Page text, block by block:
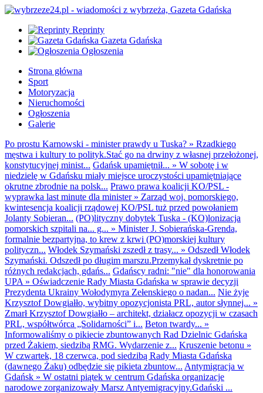
Reprinty
Gazeta Gdańska
Ogłoszenia
Strona główna
Sport
Motoryzacja
Nieruchomości
Ogłoszenia
Galerie
Po prostu Karnowski - minister prawdy u Tuska? » Rzadkiego
męstwa i kultury to polityk.Stać go na drwiny z własnej przełożonej,
konstytucyjnej minist... Gdańsk upamiętnił... » W sobotę i w
niedzielę w Gdańsku miały miejsce uroczystości upamiętniające
okrutne zbrodnie na polsk... Prawo prawa koalicji KO/PSL -
wyprawka last minute dla minister» Zarząd woj. pomorskiego,
kwintesencja koalicji rządowej KO/PSL tuż przed powołaniem
Jolanty Sobieran... (PO)lityczny dobytek Tuska - (KO)lonizacja
pomorskich szpitali na... g... » Minister J. Sobierańska-Grenda,
formalnie bezpartyjna, to krew z krwi (PO)morskiej kultury
polityczn... Włodek Szymański zszedł z trasy... » Odszedł Włodek
Szymański. Odszedł po długim marszu.Przemykał dyskretnie po
różnych redakcjach, gdańs... Gdańscy radni: "nie" dla honorowania
UPA » Oświadczenie Rady Miasta Gdańska w sprawie decyzji
Prezydenta Ukrainy Wołodymyra Zełenskiego o nadan... Nie żyje
Krzysztof Dowgiałło, wybitny opozycjonista PRL, autor słynnej... »
Zmarł Krzysztof Dowgiałło – architekt, działacz opozycji w czasach
PRL, współtwórca „Solidarności” i... Beton twardy... »
Informowaliśmy o pikiecie zbuntowanych Rad Dzielnic Gdańska
przed Żakiem, siedzibą RMG. Wydarzenie z... Kruszenie betonu »
W czwartek, 18 czerwca, pod siedzibą Rady Miasta Gdańska
(dawnego Żaku) odbędzie się pikieta zbuntow... Antymigracja w
Gdańsk » W ostatni piątek w centrum Gdańska organizacje
narodowe zorganizowały Marsz Antyemigracyjny.Gdański ...